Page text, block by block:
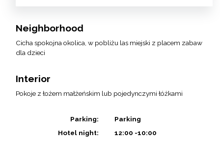
Neighborhood
Cicha spokojna okolica, w pobliżu las miejski z placem zabaw
dla dzieci
Interior
Pokoje z łożem małżeńskim lub pojedynczymi łóżkami
Parking:
Parking
Hotel night:
12:00 -10:00